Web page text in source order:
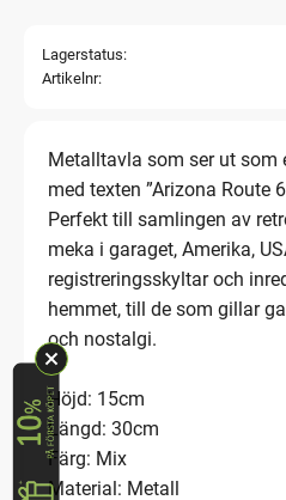
Lagerstatus
Artikelnr
Metalltavla som ser ut
med texten ”Arizona Route
Perfekt till samlingen av
meka i garaget, Amerika,
registreringsskyltar och
hemmet, till de som gillar
och nostalgi.
Höjd: 15cm
Längd: 30cm
Färg: Mix
Material: Metall